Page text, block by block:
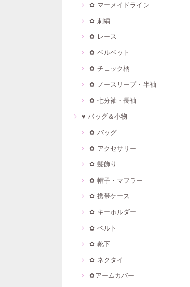
✿ マーメイドライン
✿ 刺繍
✿ レース
✿ ベルベット
✿ チェック柄
✿ ノースリープ・半袖
✿ 七分袖・長袖
♥ バッグ＆小物
✿ バッグ
✿ アクセサリー
✿ 髪飾り
✿ 帽子・マフラー
✿ 携帯ケース
✿ キーホルダー
✿ ベルト
✿ 靴下
✿ ネクタイ
✿アームカバー